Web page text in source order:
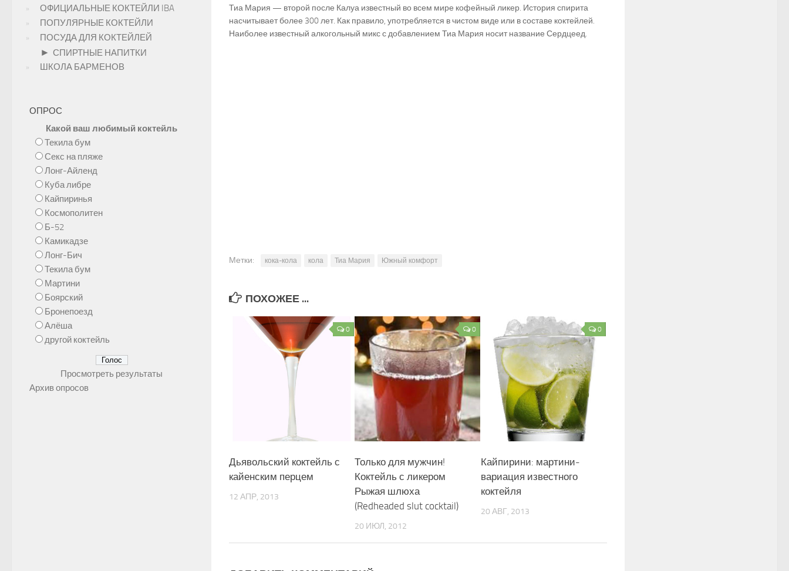
Тиа Мария — второй после Калуа известный во всем мире кофейный ликер. История спирита
насчитывает более 300 лет. Как правило, употребляется в чистом виде или в составе коктейлей.
Наиболее известный алкогольный микс с добавлением Тиа Мария носит название Сердцеед.
Метки: кока-кола кола Тиа Мария Южный комфорт
ПОХОЖЕЕ ...
0
Дьявольский коктейль с
кайенским перцем
12 АПР, 2013
0
Только для мужчин!
Коктейль с ликером
Рыжая шлюха
(Redheaded slut cocktail)
20 ИЮЛ, 2012
0
Кайпирини: мартини-
вариация известного
коктейля
20 АВГ, 2013
ОФИЦИАЛЬНЫЕ КОКТЕЙЛИ IBA
ПОПУЛЯРНЫЕ КОКТЕЙЛИ
ПОСУДА ДЛЯ КОКТЕЙЛЕЙ
► СПИРТНЫЕ НАПИТКИ
ШКОЛА БАРМЕНОВ
ОПРОС
Какой ваш любимый коктейль
Текила бум
Секс на пляже
Лонг-Айленд
Куба либре
Кайпиринья
Космополитен
Б-52
Камикадзе
Лонг-Бич
Текила бум
Мартини
Боярский
Бронепоезд
Алёша
другой коктейль
Просмотреть результаты
Архив опросов